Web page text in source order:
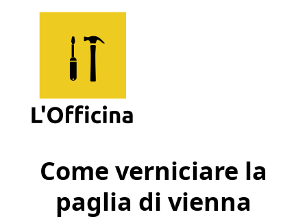
Imparare
Come verniciare la
paglia di vienna